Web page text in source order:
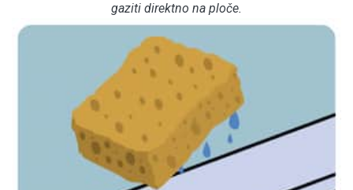
gaziti direktno na ploče.